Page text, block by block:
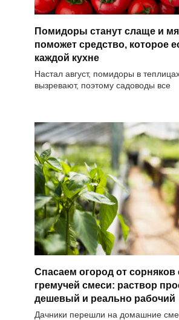
Помидоры станут слаще и
поможет средство, которое
каждой кухне
Настал август, помидоры в
вызревают, поэтому садоводы все
Спасаем огород от
гремучей смеси: раствор
дешевый и реально рабочий
Дачники перешли на домашние